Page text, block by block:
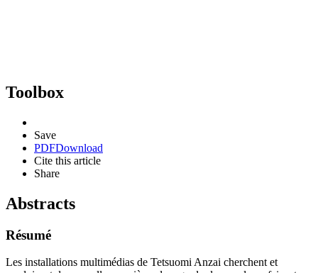
Toolbox
Save
PDFDownload
Cite this article
Share
Abstracts
Résumé
Les installations multimédias de Tetsuomi Anzai cherchent et